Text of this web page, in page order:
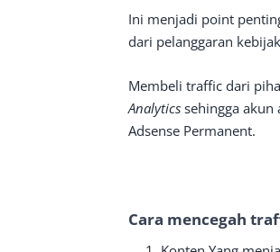
Ini menjadi point
dari pelanggaran
Membeli traffic dari
Analytics sehingga
Adsense Permanent.
Cara mencegah